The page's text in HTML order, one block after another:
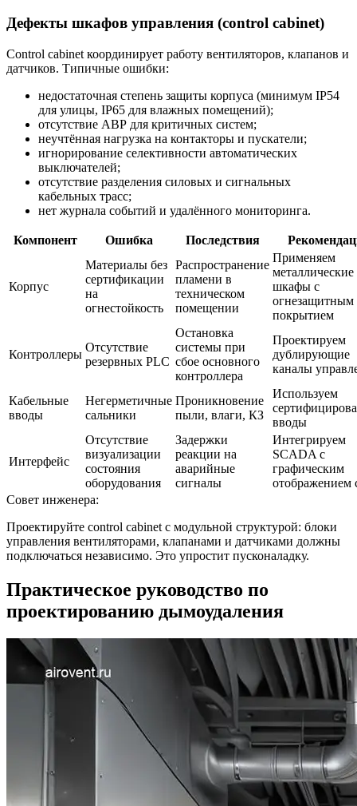
Дефекты шкафов управления (control cabinet)
Control cabinet координирует работу вентиляторов, клапанов и
датчиков. Типичные ошибки:
недостаточная степень защиты корпуса (минимум IP54
для улицы, IP65 для влажных помещений);
отсутствие АВР для критичных систем;
неучтённая нагрузка на контакторы и пускатели;
игнорирование селективности автоматических
выключателей;
отсутствие разделения силовых и сигнальных
кабельных трасс;
нет журнала событий и удалённого мониторинга.
Компонент Ошибка Последствия
Корпус
Материалы без
сертификации
на
огнестойкость
Распространение
пламени в
техническом
помещении
Применяем
металлические
шкафы с
огнезащитным
покрытием
Контроллеры
Отсутствие
резервных PLC
Остановка
системы при
сбое основного
контроллера
Проектируем
дублирующие
каналы
Кабельные
вводы
Негерметичные
сальники
Проникновение
пыли, влаги, КЗ
Используем
вводы
Интерфейс
Отсутствие
визуализации
состояния
оборудования
Задержки
реакции на
аварийные
сигналы
Интегрируем
SCADA с
графическим
отображением
Совет инженера:
Проектируйте control cabinet с модульной структурой: блоки
управления вентиляторами, клапанами и датчиками должны
подключаться независимо. Это упростит пусконаладку.
Практическое руководство по
проектированию дымоудаления